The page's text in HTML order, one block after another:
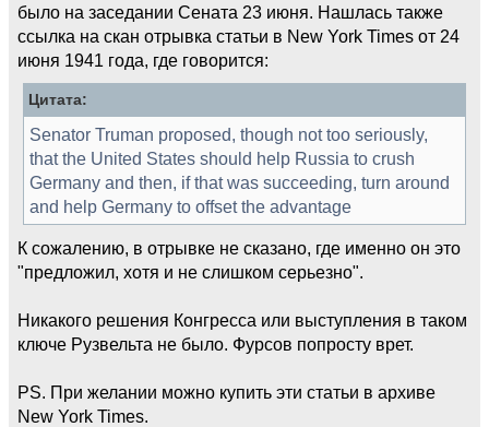
было на заседании Сената 23 июня. Нашлась также
ссылка на скан отрывка статьи в New York Times от 24
июня 1941 года, где говорится:
Цитата:
Senator Truman proposed, though not too seriously,
that the United States should help Russia to crush
Germany and then, if that was succeeding, turn around
and help Germany to offset the advantage
К сожалению, в отрывке не сказано, где именно он это
"предложил, хотя и не слишком серьезно".
Никакого решения Конгресса или выступления в таком
ключе Рузвельта не было. Фурсов попросту врет.
PS. При желании можно купить эти статьи в архиве
New York Times.